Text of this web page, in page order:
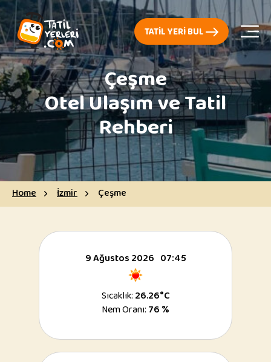
TATIL YERI BUL
Çeşme
Otel Ulaşım ve Tatil
Rehberi
Home İzmir Çeşme
9 Ağustos 2026 07:45
Sıcaklık:26.26°C
Nem Oranı:76 %